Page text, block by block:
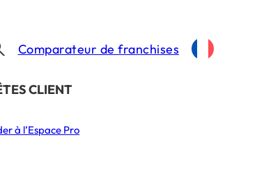
CLIENT
à l’Espace Pro
Comparateur de franchises